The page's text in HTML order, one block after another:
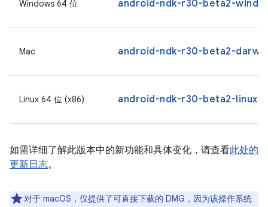
Windows 64 位 android-ndk-r30-beta2-
Mac android-ndk-r30-beta2-
Linux 64 位 (x86) android-ndk-r30-beta2-
如需详细了解此版本中的新功能和具体变化，请查看此处的
更新日志。
对于 macOS，仅提供了可直接下载的 DMG，因为该操作系统